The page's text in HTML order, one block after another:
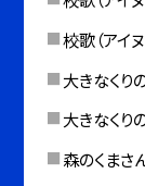
校歌（アイヌ
大きなくり
大きなくり
森のくまさ